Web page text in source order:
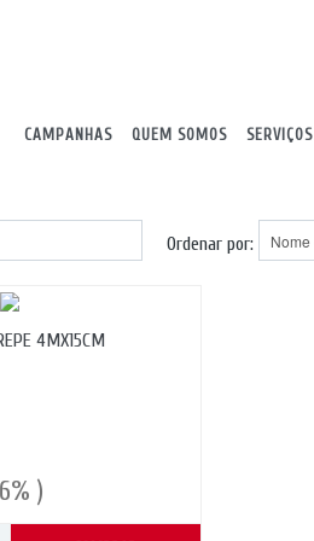
CAMPANHAS QUEM SOMOS SERVIÇOS
Ordenar por:
4MX15CM
)